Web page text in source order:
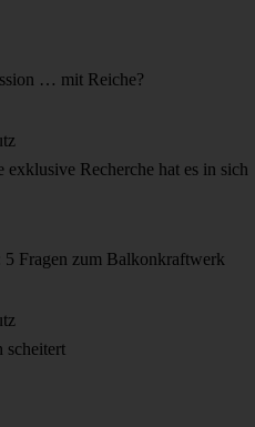
… mit Reiche?
Recherche hat es in sich
5 Fragen zum Balkonkraftwerk
scheitert